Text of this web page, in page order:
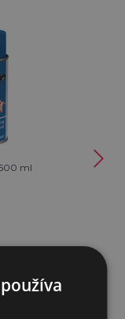
ml